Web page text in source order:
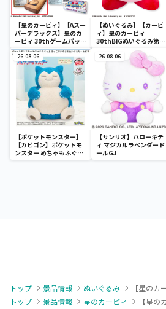
【星のカービィ】【Aスー
パーデラックス】星のカ
ービィ 30thゲームパッケ
ージクッション
【ぬいぐるみ】【カービ
ィ】星のカービィ
30thBIGぬいぐるみ第二
26.08.06
【ポケットモンスター】
【カビゴン】ポケットモ
ンスター めちゃもふぐっ
と ほっこりいやされぬい
26.08.06
【サンリオ】ハローキテ
ィ マジカルラベンダード
ールGJ
トップ 景品情報 ぬいぐるみ
トップ
景品情報 星のカービィ